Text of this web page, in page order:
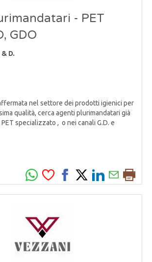
- PET
GDO
& D.
nel settore dei prodotti igienici per
qualità, cerca agenti plurimandatari già
specializzato , o nei canali G.D. e